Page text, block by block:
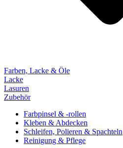
Farben, Lacke & Öle
Lacke
Lasuren
Zubehör
Farbpinsel & -rollen
Kleben & Abdecken
Schleifen, Polieren & Spachteln
Reinigung & Pflege